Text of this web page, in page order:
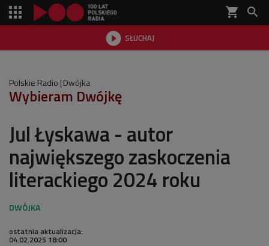
shopping_cart 
 SŁUCHAJ

Polskie Radio Dwójka
Wybieram Dwójkę
Jul Łyskawa - autor
największego zaskoczenia
literackiego 2024 roku
ostatnia aktualizacja:
04.02.2025 18:00